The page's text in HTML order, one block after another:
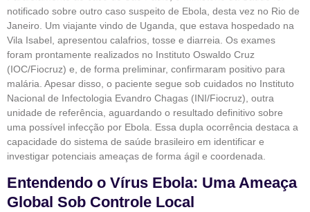
notificado sobre outro caso suspeito de Ebola, desta vez no Rio de
Janeiro. Um viajante vindo de Uganda, que estava hospedado na
Vila Isabel, apresentou calafrios, tosse e diarreia. Os exames
foram prontamente realizados no Instituto Oswaldo Cruz
(IOC/Fiocruz) e, de forma preliminar, confirmaram positivo para
malária. Apesar disso, o paciente segue sob cuidados no Instituto
Nacional de Infectologia Evandro Chagas (INI/Fiocruz), outra
unidade de referência, aguardando o resultado definitivo sobre
uma possível infecção por Ebola. Essa dupla ocorrência destaca a
capacidade do sistema de saúde brasileiro em identificar e
investigar potenciais ameaças de forma ágil e coordenada.
Entendendo o Vírus Ebola: Uma Ameaça
Global Sob Controle Local